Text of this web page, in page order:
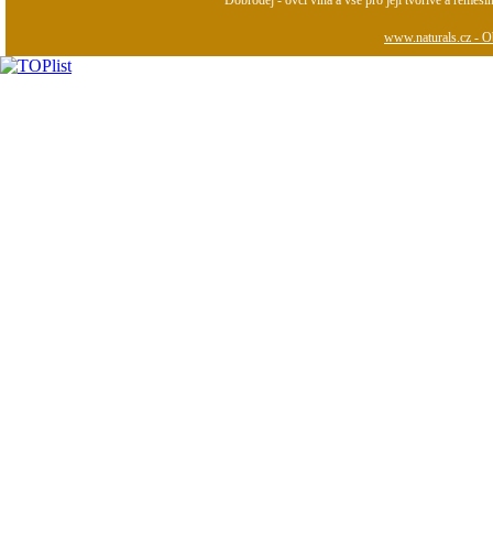
www.naturals.cz -